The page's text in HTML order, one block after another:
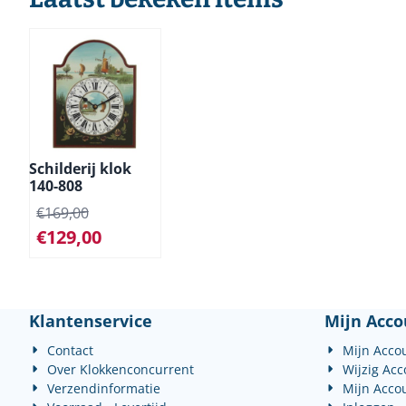
Schilderij klok
140-808
€169,00
€129,00
Klantenservice
Contact
Over Klokkenconcurrent
Verzendinformatie
Mijn
Mijn
Wijzig
Mijn